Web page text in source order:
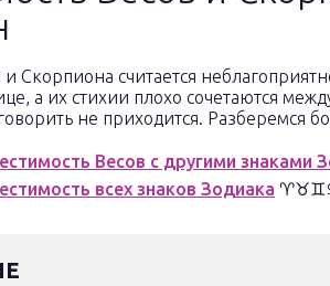
Скорпиона считается
а их стихии плохо сочетаются
не приходится. Разберемся
Весов с другими знаками
всех знаков Зодиака